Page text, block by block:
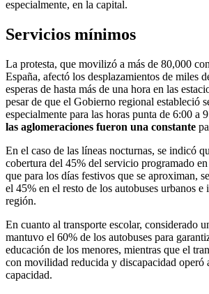
especialmente, en la capital.
Servicios mínimos
La protesta, que movilizó a más de 80,000
España, afectó los desplazamientos de miles
esperas de hasta más de una hora en las
pesar de que el Gobierno regional estableció
especialmente para las horas punta de 6:00 a
las aglomeraciones fueron una constante
En el caso de las líneas nocturnas, se indicó
cobertura del 45% del servicio programado
que para los días festivos que se aproximan,
el 45% en el resto de los autobuses urbanos e
región.
En cuanto al transporte escolar, considerado
mantuvo el 60% de los autobuses para
educación de los menores, mientras que el
con movilidad reducida y discapacidad operó
capacidad.